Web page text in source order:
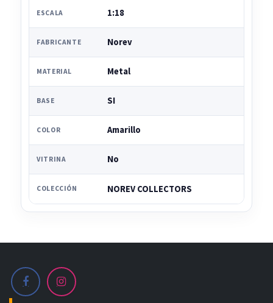
ESCALA 1:18
FABRICANTE Norev
MATERIAL Metal
BASE SI
COLOR Amarillo
VITRINA No
COLECCIÓN NOREV COLLECTORS